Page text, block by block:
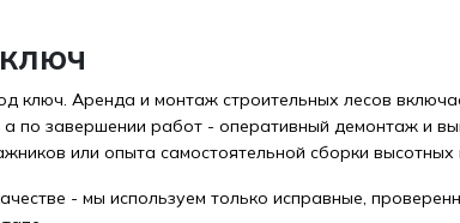
ключ. Аренда и монтаж строительных лесов
по завершении работ - оперативный демонтаж и
или опыта самостоятельной сборки высотных
- мы используем только исправные,